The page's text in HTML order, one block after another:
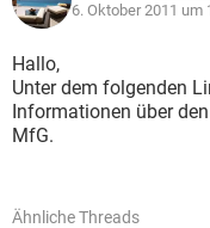
6. Oktober 2011 um
Hallo,
Unter dem folgenden
Informationen über
MfG.
Ähnliche Threads